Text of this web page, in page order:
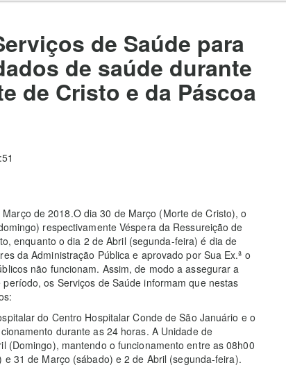
de Saúde para
de saúde durante
de Cristo e da Páscoa
de 2018.O dia 30 de Março (Morte de Cristo), o
respectivamente Véspera da Ressureição de
enquanto o dia 2 de Abril (segunda-feira) é dia de
da Administração Pública e aprovado por Sua Ex.ª o
não funcionam. Assim, de modo a assegurar a
os Serviços de Saúde informam que nestas
do Centro Hospitalar Conde de São Januário e o
durante as 24 horas. A Unidade de
(Domingo), mantendo o funcionamento entre as 08h00
31 de Março (sábado) e 2 de Abril (segunda-feira).